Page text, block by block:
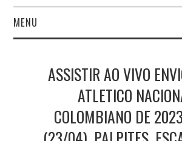
MENU
CONTATO
ASSISTIR AO VIVO
ATLETICO
COLOMBIANO DE